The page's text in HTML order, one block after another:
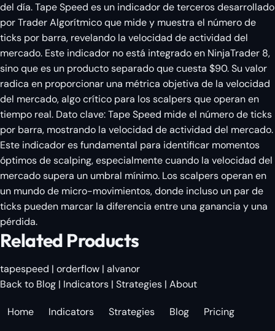
del día. Tape Speed es un indicador de terceros desarrollado
por Trader Algorítmico que mide y muestra el número de
ticks por barra, revelando la velocidad de actividad del
mercado. Este indicador no está integrado en NinjaTrader 8,
sino que es un producto separado que cuesta $90. Su valor
radica en proporcionar una métrica objetiva de la velocidad
del mercado, algo crítico para los scalpers que operan en
tiempo real. Dato clave: Tape Speed mide el número de ticks
por barra, mostrando la velocidad de actividad del mercado.
Este indicador es fundamental para identificar momentos
óptimos de scalping, especialmente cuando la velocidad del
mercado supera un umbral mínimo. Los scalpers operan en
un mundo de micro-movimientos, donde incluso un par de
ticks pueden marcar la diferencia entre una ganancia y una
pérdida.
Related Products
tapespeed | orderflow | alvanor
Back to Blog | Indicators | Strategies | About
Home Indicators Strategies Blog Pricing